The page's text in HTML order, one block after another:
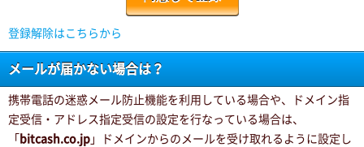
登録解除はこちらから
メールが届かない場合は？
携帯電話の迷惑メール防止機能を利用している場合や、ドメイン指
定受信・アドレス指定受信の設定を行なっている場合は、
「 bitcash.co.jp 」ドメインからのメールを受け取れるように設定し